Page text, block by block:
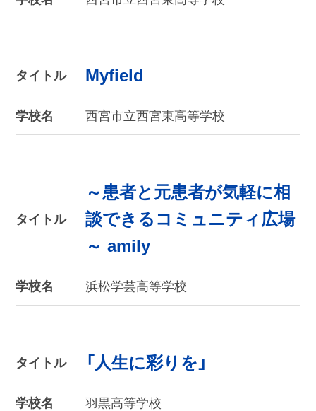
タイトル Myfield
学校名 西宮市立西宮東高等学校
タイトル
～患者と元患者が気軽に相
談できるコミュニティ広場
～ amily
学校名 浜松学芸高等学校
タイトル 「人生に彩りを」
学校名 羽黒高等学校